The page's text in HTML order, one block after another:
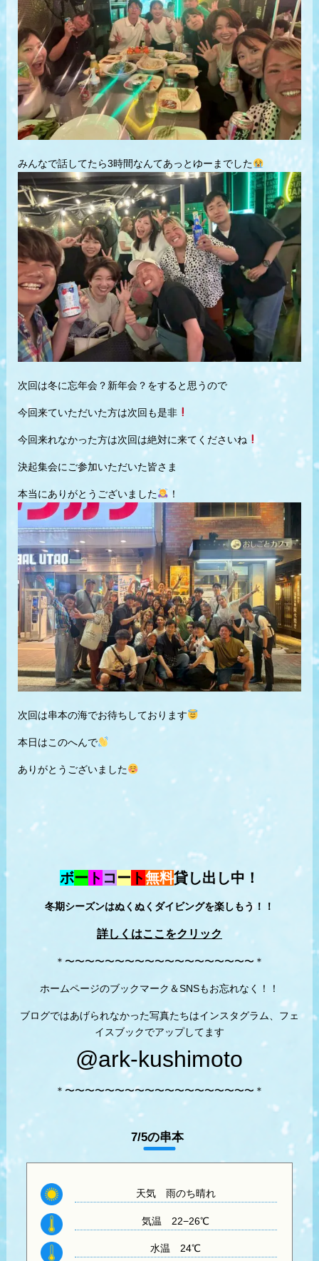
みんなで話してたら3時間なんてあっとゆーまでした
次回は冬に忘年会？新年会？をすると思うので
今回来ていただいた方は次回も是非
今回来れなかった方は次回は絶対に来てくださいね
決起集会にご参加いただいた皆さま
本当にありがとうございました ！
次回は串本の海でお待ちしております
本日はこのへんで
ありがとうございました
ボー ト コー ト無料貸し出し中！
冬期シーズンはぬくぬくダイビングを楽しもう！！
詳しくはここをクリック
＊〜〜〜〜〜〜〜〜〜〜〜〜〜〜〜〜〜〜〜＊
ホームページのブックマーク＆SNSもお忘れなく！！
ブログではあげられなかった写真たちはインスタグラム、フェ
イスブックでアップしてます
@ark-kushimoto
＊〜〜〜〜〜〜〜〜〜〜〜〜〜〜〜〜〜〜〜＊
7/5の串本
天気 雨のち晴れ
気温 22−26℃
水温 24℃